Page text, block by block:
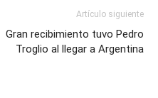
Artículo siguiente
Gran recibimiento tuvo Pedro
Troglio al llegar a Argentina